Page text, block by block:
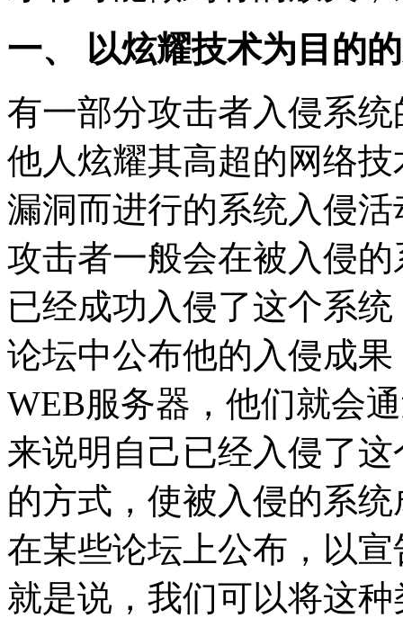
一、 以炫耀技术为目的
有一部分攻击者入侵系
他人炫耀其高超的网络
漏洞而进行的系统入侵
攻击者一般会在被入侵
已经成功入侵了这个系
论坛中公布他的入侵成
WEB服务器，他们就会
来说明自己已经入侵了
的方式，使被入侵的系
在某些论坛上公布，以
就是说，我们可以将这